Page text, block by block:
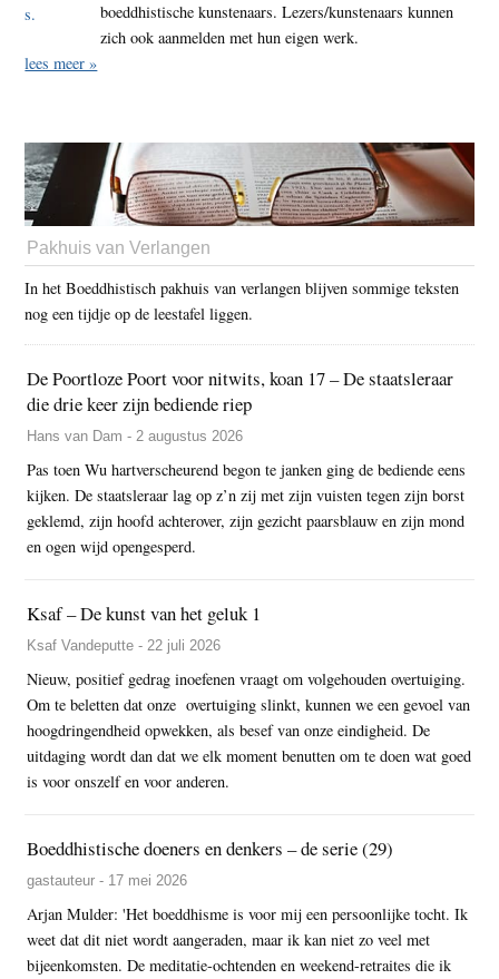
boeddhistische kunstenaars. Lezers/kunstenaars kunnen
zich ook aanmelden met hun eigen werk.
lees meer »
Pakhuis van Verlangen
In het Boeddhistisch pakhuis van verlangen blijven sommige teksten
nog een tijdje op de leestafel liggen.
De Poortloze Poort voor nitwits, koan 17 – De staatsleraar
die drie keer zijn bediende riep
Hans van Dam - 2 augustus 2026
Pas toen Wu hartverscheurend begon te janken ging de bediende eens
kijken. De staatsleraar lag op z’n zij met zijn vuisten tegen zijn borst
geklemd, zijn hoofd achterover, zijn gezicht paarsblauw en zijn mond
en ogen wijd opengesperd.
Ksaf – De kunst van het geluk 1
Ksaf Vandeputte - 22 juli 2026
Nieuw, positief gedrag inoefenen vraagt om volgehouden overtuiging.
Om te beletten dat onze overtuiging slinkt, kunnen we een gevoel van
hoogdringendheid opwekken, als besef van onze eindigheid. De
uitdaging wordt dan dat we elk moment benutten om te doen wat goed
is voor onszelf en voor anderen.
Boeddhistische doeners en denkers – de serie (29)
gastauteur - 17 mei 2026
Arjan Mulder: 'Het boeddhisme is voor mij een persoonlijke tocht. Ik
weet dat dit niet wordt aangeraden, maar ik kan niet zo veel met
bijeenkomsten. De meditatie-ochtenden en weekend-retraites die ik